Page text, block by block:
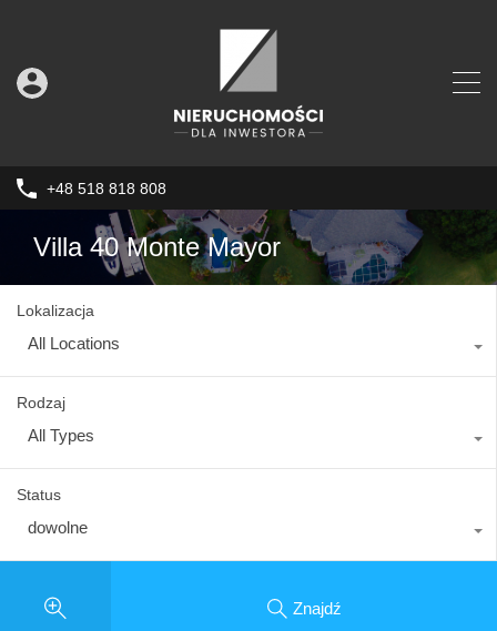
+48 518 818 808
Villa 40 Monte Mayor
Lokalizacja
All Locations
Rodzaj
All Types
Status
dowolne
Znajdź